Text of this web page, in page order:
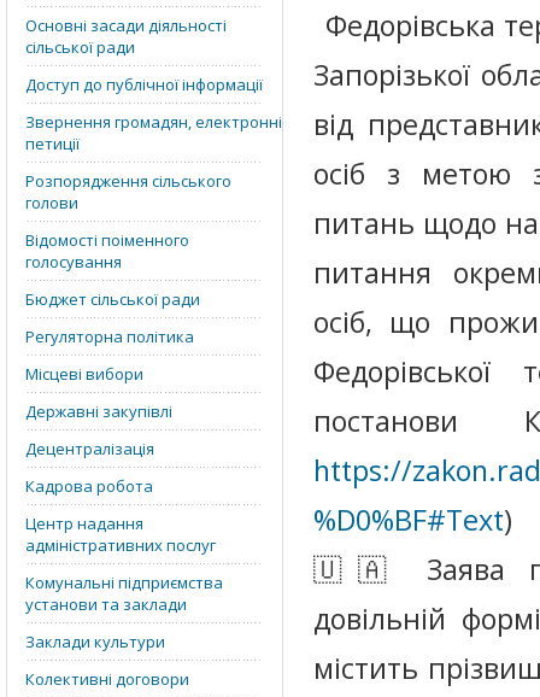
Основні засади діяльності
сільської ради
Доступ до публічної інформації
Звернення громадян, електронні
петиції
Розпорядження сільського
голови
Відомості поіменного
голосування
Бюджет сільської ради
Регуляторна політика
Місцеві вибори
Державні закупівлі
Децентралізація
Кадрова робота
Центр надання
адміністративних послуг
Комунальні підприємства
установи та заклади
Заклади культури
Колективні договори
Федорівська
Запорізької
від
осіб з метою
питань щодо
питання
осіб, що
Федорівської
https://
%D0%BF#Text)
🇺🇦 Заява
довільній
містить